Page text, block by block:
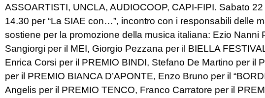
ASSOARTISTI, UNCLA, AUDIOCOOP, CAPI-FIPI. Sabato
14.30 per “La SIAE con…”, incontro con i responsabili delle
sostiene per la promozione della musica italiana: Ezio Nanni
Sangiorgi per il MEI, Giorgio Pezzana per il BIELLA
Enrica Corsi per il PREMIO BINDI, Stefano De Martino per il
per il PREMIO BIANCA D’APONTE, Enzo Bruno per il
Angelis per il PREMIO TENCO, Franco Carratore per il